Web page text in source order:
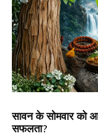
सावन के सोमवार को
सफलता?